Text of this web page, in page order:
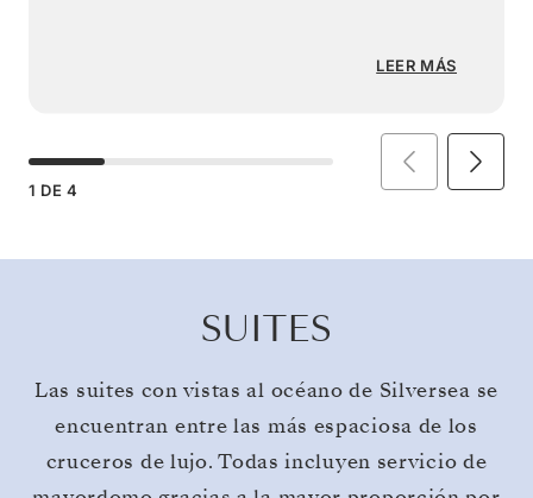
LEER MÁS
1 DE 4
SUITES
Las suites con vistas al océano de Silversea se
encuentran entre las más espaciosa de los
cruceros de lujo. Todas incluyen servicio de